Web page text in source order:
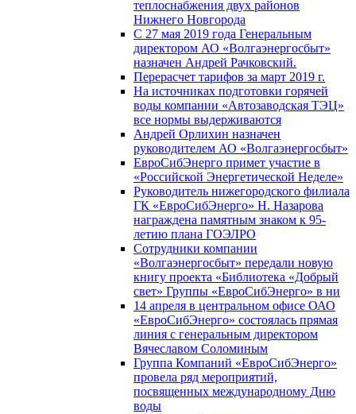
теплоснабжения двух районов
Нижнего Новгорода
С 27 мая 2019 года Генеральным
директором АО «Волгаэнергосбыт»
назначен Андрей Рачковский.
Перерасчет тарифов за март 2019 г.
На источниках подготовки горячей
воды компании «Автозаводская ТЭЦ»
все нормы выдерживаются
Андрей Орлихин назначен
руководителем АО «Волгаэнергосбыт»
ЕвроСибЭнерго примет участие в
«Российской Энергетической Неделе»
Руководитель нижегородского филиала
ГК «ЕвроСибЭнерго» Н. Назарова
награждена памятным знаком к 95-
летию плана ГОЭЛРО
Сотрудники компании
«Волгаэнергосбыт» передали новую
книгу проекта «Библиотека «Добрый
свет» Группы «ЕвроСибЭнерго» в ни
14 апреля в центральном офисе ОАО
«ЕвроСибЭнерго» состоялась прямая
линия с генеральным директором
Вячеславом Соломиным
Группа Компаний «ЕвроСибЭнерго»
провела ряд мероприятий,
посвященных международному Дню
воды